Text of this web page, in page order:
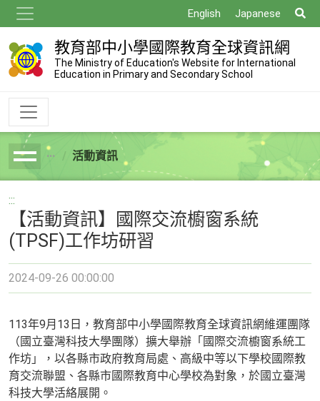
到
主
要
內
English Japanese
尋
教育部中小學國際教育全球資訊網
The Ministry of Education's Website for International
Education in Primary and Secondary School
breadcrumb活動資訊
:::
【活動資訊】國際交流櫥窗系統
(TPSF)工作坊研習
2024-09-26 00:00:00
113年9月13日，教育部中小學國際教育全球資訊網維運團隊
（國立臺灣科技大學團隊）擴大舉辦「國際交流櫥窗系統工
作坊」，以各縣市政府教育局處、高級中等以下學校國際教
育交流聯盟、各縣市國際教育中心學校為對象，於國立臺灣
科技大學活絡展開。